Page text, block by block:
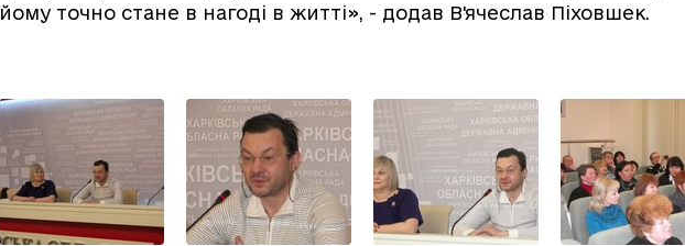
йому точно стане в нагоді в житті», - додав В'ячеслав Піховшек.